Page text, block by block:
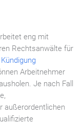
eng mit
Rechtsanwälte für
Kündigung
Arbeitnehmer
Je nach Fall
außerordentlichen